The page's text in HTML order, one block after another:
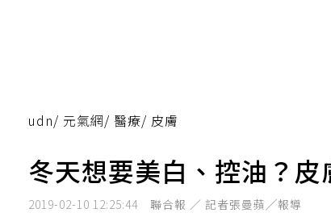
udn/ 元氣網/ 醫療/ 皮膚
冬天想要美白、控油？
2019-02-10 12:25:44 聯合報 ／ 記者張曼蘋╱報導